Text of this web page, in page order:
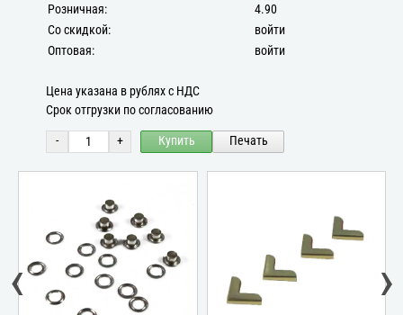
Розничная:
4.90
Со скидкой:
войти
Оптовая:
войти
Цена указана в рублях с НДС
Срок отгрузки по согласованию
- + Купить Печать
‹ ›